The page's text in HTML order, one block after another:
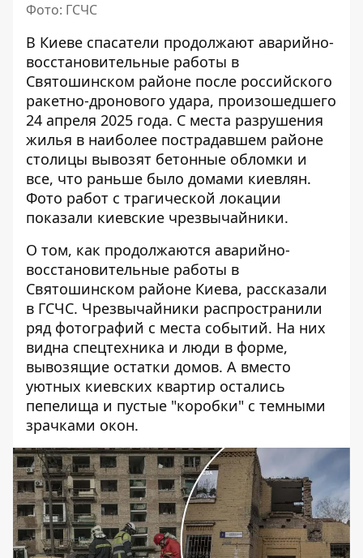
Фото: ГСЧС
В Киеве спасатели продолжают аварийно-
восстановительные работы в
Святошинском районе после российского
ракетно-дронового удара, произошедшего
24 апреля 2025 года. С места разрушения
жилья в наиболее пострадавшем районе
столицы вывозят бетонные обломки и
все, что раньше было домами киевлян.
Фото работ с трагической локации
показали киевские чрезвычайники.
О том, как продолжаются аварийно-
восстановительные работы в
Святошинском районе Киева, рассказали
в ГСЧС. Чрезвычайники распространили
ряд фотографий с места событий. На них
видна спецтехника и люди в форме,
вывозящие остатки домов. А вместо
уютных киевских квартир остались
пепелища и пустые "коробки" с темными
зрачками окон.